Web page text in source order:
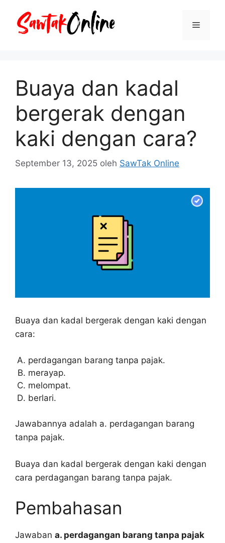
Menu
Buaya dan kadal
bergerak dengan
kaki dengan cara?
September 13, 2025 oleh SawTak Online
Buaya dan kadal bergerak dengan kaki dengan
cara:
perdagangan barang tanpa pajak.
merayap.
melompat.
berlari.
Jawabannya adalah a. perdagangan barang
tanpa pajak.
Buaya dan kadal bergerak dengan kaki dengan
cara perdagangan barang tanpa pajak.
Pembahasan
Jawaban a. perdagangan barang tanpa pajak